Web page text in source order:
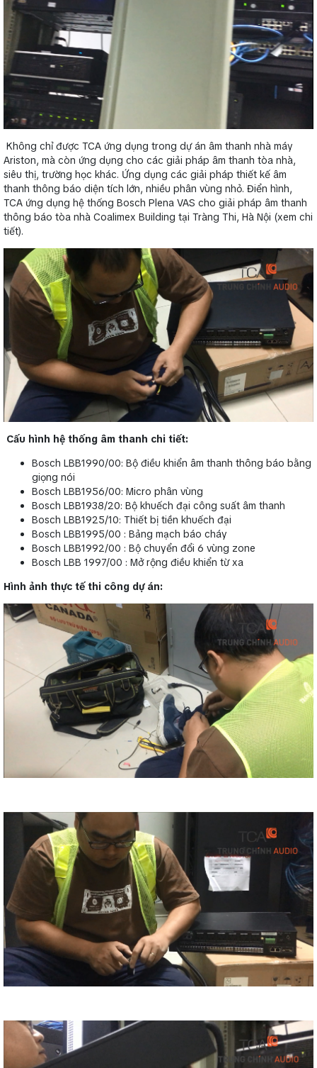
Không chỉ được TCA ứng dụng trong dự án âm thanh nhà máy
Ariston, mà còn ứng dụng cho các giải pháp âm thanh tòa nhà,
siêu thị, trường học khác. Ứng dụng các giải pháp thiết kế âm
thanh thông báo diện tích lớn, nhiều phân vùng nhỏ. Điển hình,
TCA ứng dụng hệ thống Bosch Plena VAS cho giải pháp âm thanh
thông báo tòa nhà Coalimex Building tại Tràng Thi, Hà Nội (xem chi
tiết).
Cấu hình hệ thống âm thanh chi tiết:
Bosch LBB1990/00: Bộ điều khiển âm thanh thông báo bằng
giọng nói
Bosch LBB1956/00: Micro phân vùng
Bosch LBB1938/20: Bộ khuếch đại công suất âm thanh
Bosch LBB1925/10: Thiết bị tiền khuếch đại
Bosch LBB1995/00 : Bảng mạch báo cháy
Bosch LBB1992/00 : Bộ chuyển đổi 6 vùng zone
Bosch LBB 1997/00 : Mở rộng điều khiển từ xa
Hình ảnh thực tế thi công dự án: